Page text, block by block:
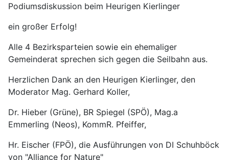
Podiumsdiskussion beim Heurigen Kierlinger
ein großer Erfolg!
Alle 4 Bezirksparteien sowie ein ehemaliger
Gemeinderat sprechen sich gegen die Seilbahn aus.
Herzlichen Dank an den Heurigen Kierlinger, den
Moderator Mag. Gerhard Koller,
Dr. Hieber (Grüne), BR Spiegel (SPÖ), Mag.a
Emmerling (Neos), KommR. Pfeiffer,
Hr. Eischer (FPÖ), die Ausführungen von DI Schuhböck
von "Alliance for Nature"